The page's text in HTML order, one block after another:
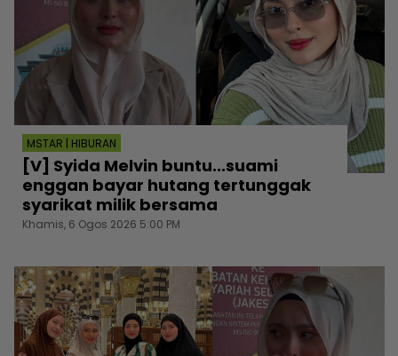
MSTAR | HIBURAN
[V] Syida Melvin buntu...suami
enggan bayar hutang tertunggak
syarikat milik bersama
Khamis, 6 Ogos 2026 5:00 PM